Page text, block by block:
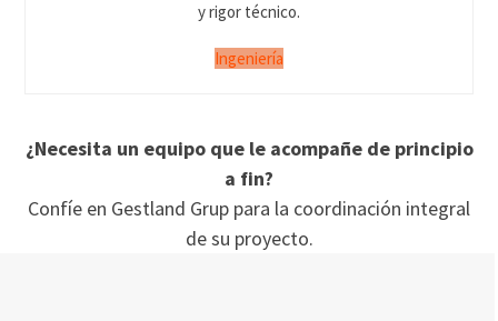
y rigor técnico.
Ingeniería
¿Necesita un equipo que le acompañe de principio
a fin?
Confíe en Gestland Grup para la coordinación integral
de su proyecto.